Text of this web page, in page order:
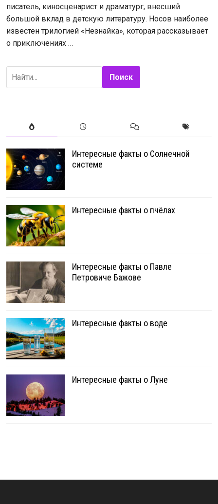
писатель, киносценарист и драматург, внесший
большой вклад в детскую литературу. Носов наиболее
известен трилогией «Незнайка», которая рассказывает
о приключениях …
Поиск
Интересные факты о Солнечной
системе
Интересные факты о пчёлах
Интересные факты о Павле
Петровиче Бажове
Интересные факты о воде
Интересные факты о Луне